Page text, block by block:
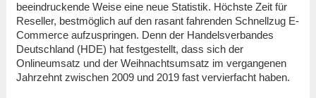
beeindruckende Weise eine neue Statistik. Höchste Zeit für
Reseller, bestmöglich auf den rasant fahrenden Schnellzug E-
Commerce aufzuspringen. Denn der Handelsverbandes
Deutschland (HDE) hat festgestellt, dass sich der
Onlineumsatz und der Weihnachtsumsatz im vergangenen
Jahrzehnt zwischen 2009 und 2019 fast vervierfacht haben.